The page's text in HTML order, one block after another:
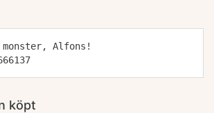
Alfons!
köpt